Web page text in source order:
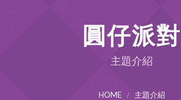
圓仔派對
主題介紹
HOME 主題介紹